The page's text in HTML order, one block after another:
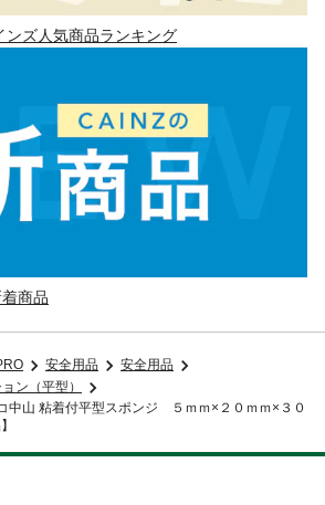
ンズ人気商品ランキング
商品
安全用品
安全用品
ン（平型）
中山 粘着付平型スポンジ ５ｍｍ×２０ｍｍ×３０